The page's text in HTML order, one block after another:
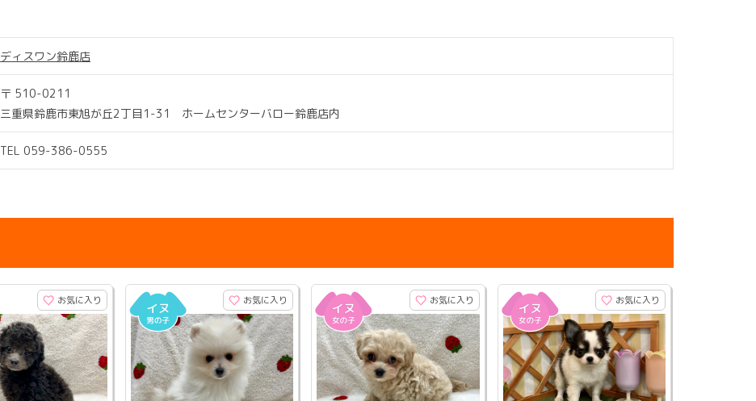
ディスワン鈴鹿店
〒 510-0211
三重県鈴鹿市東旭が丘2丁目1-31 ホームセンターバロー鈴鹿店内
TEL 059-386-0555
お気に入り お気に入り お気に入り お気に入り